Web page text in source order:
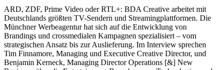
ARD, ZDF, Prime Video oder RTL+: BDA Creative arbeitet mit
Deutschlands größten TV-Sendern und Streamingplattformen. Die
Münchner Werbeagentur hat sich auf die Entwicklung von
Brandings und crossmedialen Kampagnen spezialisiert – vom
strategischen Ansatz bis zur Auslieferung. Im Interview sprechen
Tim Finnamore, Managing und Executive Creative Director, und
Benjamin Kerneck, Managing Director Operations [&] New